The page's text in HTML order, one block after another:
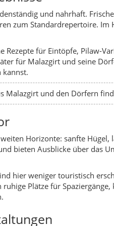
bieten Ausblicke über das
hier weniger touristisch
Plätze für
religiöse Feiertage und
bei denen Reden,
befestigte Anlagen und
– Wendepunkt in der
Zeit – Malazgirt bleibt ein
Landwirtschaft und